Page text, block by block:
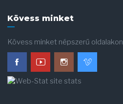
Kövess minket
Kövess minket népszerű oldalakon